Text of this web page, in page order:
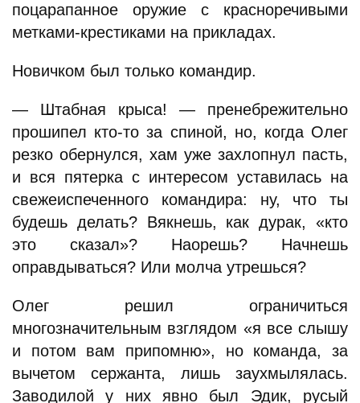
поцарапанное оружие с красноречивыми
метками-крестиками на прикладах.
Новичком был только командир.
— Штабная крыса! — пренебрежительно
прошипел кто-то за спиной, но, когда Олег
резко обернулся, хам уже захлопнул пасть,
и вся пятерка с интересом уставилась на
свежеиспеченного командира: ну, что ты
будешь делать? Вякнешь, как дурак, «кто
это сказал»? Наорешь? Начнешь
оправдываться? Или молча утрешься?
Олег решил ограничиться
многозначительным взглядом «я все слышу
и потом вам припомню», но команда, за
вычетом сержанта, лишь заухмылялась.
Заводилой у них явно был Эдик, русый